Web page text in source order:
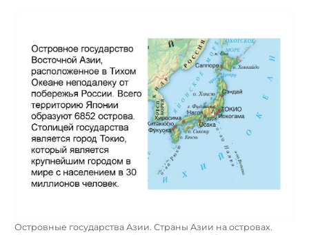
Островные государства Азии. Страны Азии на островах.